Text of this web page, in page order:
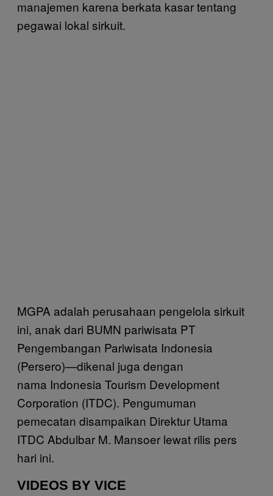
manajemen karena berkata kasar tentang
pegawai lokal sirkuit.
MGPA adalah perusahaan pengelola sirkuit
ini, anak dari BUMN pariwisata PT
Pengembangan Pariwisata Indonesia
(Persero)—dikenal juga dengan
nama Indonesia Tourism Development
Corporation (ITDC). Pengumuman
pemecatan disampaikan Direktur Utama
ITDC Abdulbar M. Mansoer lewat rilis pers
hari ini.
VIDEOS BY VICE